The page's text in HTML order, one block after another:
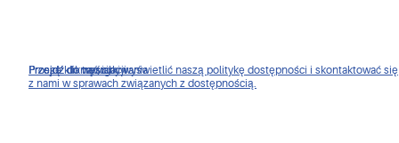
Proszę kliknąć, aby wyświetlić naszą politykę dostępności i skontaktować się
z nami w sprawach związanych z dostępnością.
Przejdź do nawigacji
Przejdź do treści
Przejdź do wyszukiwania